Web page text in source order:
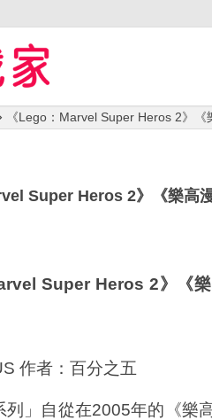
《Lego：Marvel Super Heros 2》
Super Heros 2》《樂高
Super Heros 2》《
作者：百分之五
列」自從在2005年的《